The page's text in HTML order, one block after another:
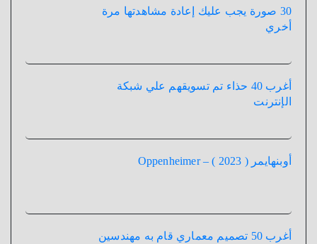
30 صورة يجب عليك إعادة مشاهدتها مرة
أخري
أغرب 40 حذاء تم تسويقهم علي شبكة
الإنترنت
أوبنهايمر ( 2023 ) – Oppenheimer
أغرب 50 تصميم معماري قام به مهندسين